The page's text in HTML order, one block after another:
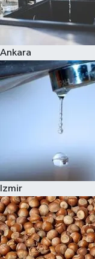
Ankara
Izmir